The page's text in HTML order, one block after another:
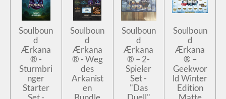
Soulboun
d
Ærkana
® -
Sturmbri
nger
Starter
Soulboun
d
Ærkana
® - Weg
des
Arkanist
en
Soulboun
d
Ærkana
® – 2-
Spieler
Set -
"Das
Soulboun
d
Ærkana
® –
Geekwor
ld Winter
Edition